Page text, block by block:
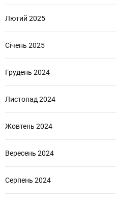
Лютий 2025
Січень 2025
Грудень 2024
Листопад 2024
Жовтень 2024
Вересень 2024
Серпень 2024